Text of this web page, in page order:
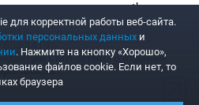
издания «www.sportbox.ru»:
сетевого издания
8419
СМИ сетевого издания
корректной работы веб-сайта.
персональных данных и
. Нажмите на кнопку «Хорошо»,
файлов cookie. Если нет, то
браузера